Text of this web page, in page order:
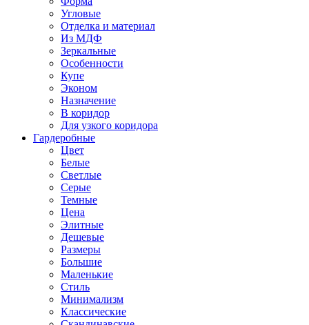
Угловые
Отделка и материал
Из МДФ
Зеркальные
Особенности
Купе
Эконом
Назначение
В коридор
Для узкого коридора
Гардеробные
Цвет
Белые
Светлые
Серые
Темные
Цена
Элитные
Дешевые
Размеры
Большие
Маленькие
Стиль
Минимализм
Классические